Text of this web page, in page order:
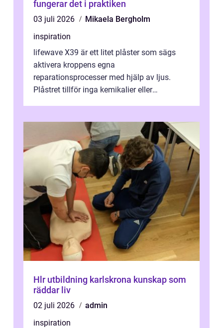
fungerar det i praktiken
03 juli 2026
Mikaela Bergholm
inspiration
lifewave X39 är ett litet plåster som sägs
aktivera kroppens egna
reparationsprocesser med hjälp av ljus.
Plåstret tillför inga kemikalier eller
Hlr utbildning karlskrona kunskap som
räddar liv
02 juli 2026
admin
inspiration